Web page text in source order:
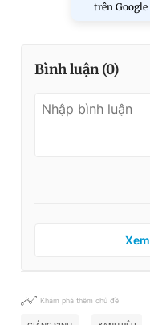
trên
Bình luận (0)
Khám phá thêm chủ đề